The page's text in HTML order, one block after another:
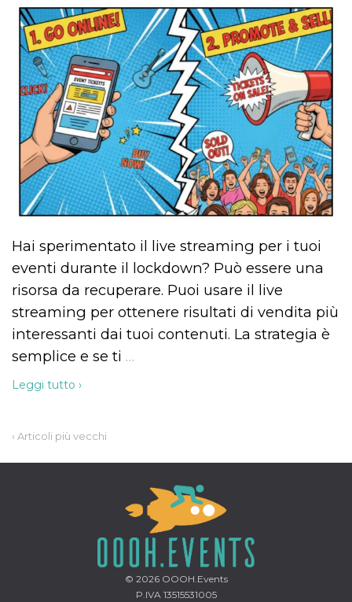
Hai sperimentato il live streaming per i tuoi
eventi durante il lockdown? Può essere una
risorsa da recuperare. Puoi usare il live
streaming per ottenere risultati di vendita più
interessanti dai tuoi contenuti. La strategia è
semplice e se ti …
Leggi tutto ›
‹ Articoli più vecchi
© 2026OOOH.Events
P.IVA 13515531005